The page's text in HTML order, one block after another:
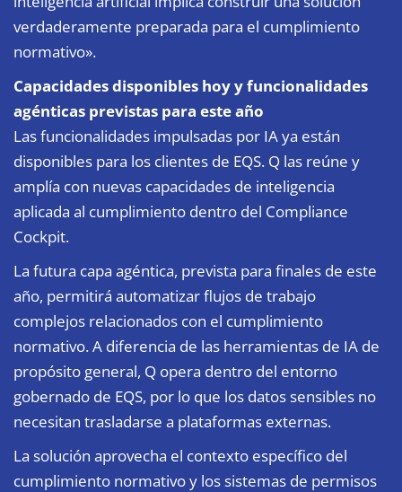
verdaderamente preparada para el cumplimiento
normativo».
Capacidades disponibles hoy y funcionalidades
agénticas previstas para este año
Las funcionalidades impulsadas por IA ya están
disponibles para los clientes de EQS. Q las reúne y
amplía con nuevas capacidades de inteligencia
aplicada al cumplimiento dentro del Compliance
Cockpit.
La futura capa agéntica, prevista para finales de este
año, permitirá automatizar flujos de trabajo
complejos relacionados con el cumplimiento
normativo. A diferencia de las herramientas de IA de
propósito general, Q opera dentro del entorno
gobernado de EQS, por lo que los datos sensibles no
necesitan trasladarse a plataformas externas.
La solución aprovecha el contexto específico del
cumplimiento normativo y los sistemas de permisos